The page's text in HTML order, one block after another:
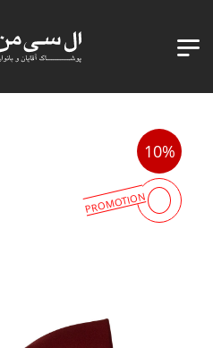
10%
PROMOTION